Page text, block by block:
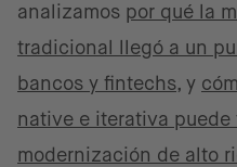
analizamos por qué la
tradicional llegó a un
bancos y fintechs, y
native e iterativa puede
modernización de alto